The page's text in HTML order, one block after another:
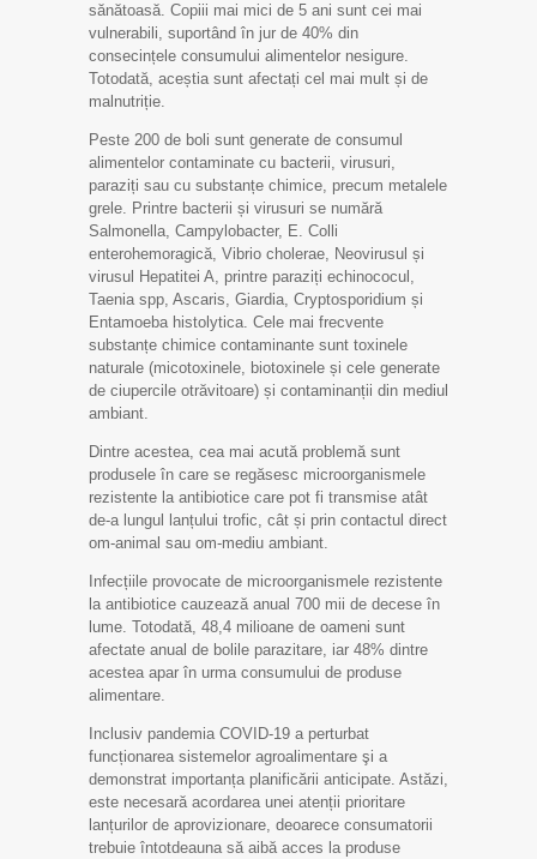
sănătoasă. Copiii mai mici de 5 ani sunt cei mai
vulnerabili, suportând în jur de 40% din
consecințele consumului alimentelor nesigure.
Totodată, aceștia sunt afectați cel mai mult și de
malnutriție.
Peste 200 de boli sunt generate de consumul
alimentelor contaminate cu bacterii, virusuri,
paraziți sau cu substanțe chimice, precum metalele
grele. Printre bacterii și virusuri se numără
Salmonella, Campylobacter, E. Colli
enterohemoragică, Vibrio cholerae, Neovirusul și
virusul Hepatitei A, printre paraziți echinococul,
Taenia spp, Ascaris, Giardia, Cryptosporidium și
Entamoeba histolytica. Cele mai frecvente
substanțe chimice contaminante sunt toxinele
naturale (micotoxinele, biotoxinele și cele generate
de ciupercile otrăvitoare) și contaminanții din mediul
ambiant.
Dintre acestea, cea mai acută problemă sunt
produsele în care se regăsesc microorganismele
rezistente la antibiotice care pot fi transmise atât
de-a lungul lanțului trofic, cât și prin contactul direct
om-animal sau om-mediu ambiant.
Infecțiile provocate de microorganismele rezistente
la antibiotice cauzează anual 700 mii de decese în
lume. Totodată, 48,4 milioane de oameni sunt
afectate anual de bolile parazitare, iar 48% dintre
acestea apar în urma consumului de produse
alimentare.
Inclusiv pandemia COVID-19 a perturbat
funcționarea sistemelor agroalimentare şi a
demonstrat importanța planificării anticipate. Astăzi,
este necesară acordarea unei atenții prioritare
lanțurilor de aprovizionare, deoarece consumatorii
trebuie întotdeauna să aibă acces la produse